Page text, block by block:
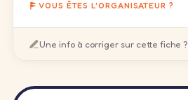
VOUS ÊTES L'ORGANISATEUR ?
Une info à corriger sur cette fiche ?